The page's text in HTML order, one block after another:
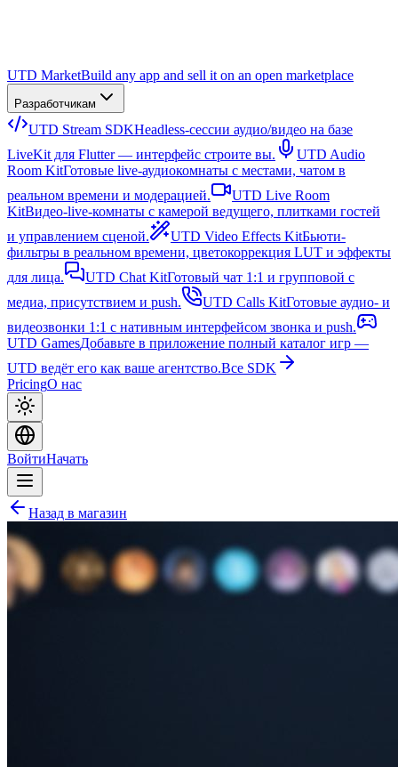
UTD MarketBuild any app and sell it on an open marketplace
Разработчикам
UTD Stream SDKHeadless-сессии аудио/видео на базе
LiveKit для Flutter — интерфейс строите вы.
UTD Audio
Room KitГотовые live-аудиокомнаты с местами, чатом в
реальном времени и модерацией.
UTD Live Room
KitВидео-live-комнаты с камерой ведущего, плитками гостей
и управлением сценой.
UTD Video Effects KitБьюти-
фильтры в реальном времени, цветокоррекция LUT и эффекты
для лица.
UTD Chat KitГотовый чат 1:1 и групповой с
медиа, присутствием и push.
UTD Calls KitГотовые аудио- и
видеозвонки 1:1 с нативным интерфейсом звонка и push.
UTD GamesДобавьте в приложение полный каталог игр —
UTD ведёт его как ваше агентство.Все SDK
PricingО нас
ВойтиНачать
Назад в магазин